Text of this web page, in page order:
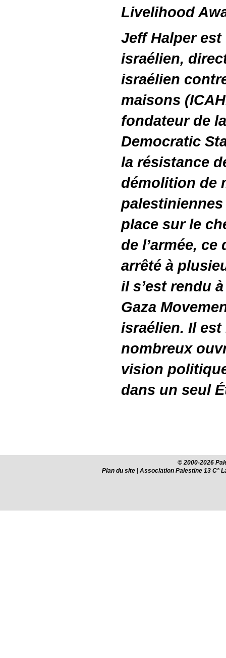
Livelihood
Jeff Halper
israélien,
israélien
maisons
fondateur de
Democratic
la résistance
démolition de
palestiniennes
place sur le
de l’armée, ce
arrêté à
il s’est rendu
Gaza
israélien. Il est
nombreux
vision
dans un seul
© 2000-2026
Plan du site| Association Palestine 13 C°